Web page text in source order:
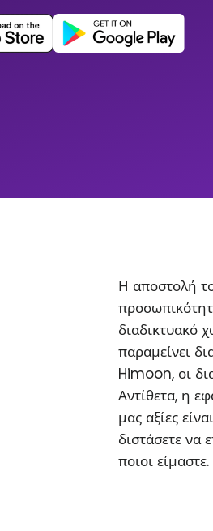
Η αποστολή
διαδικτυακό
παραμείνει
Himoon, οι
Αντίθετα, η
μας αξίες
διστάσετε να
ποιοι είμαστε.